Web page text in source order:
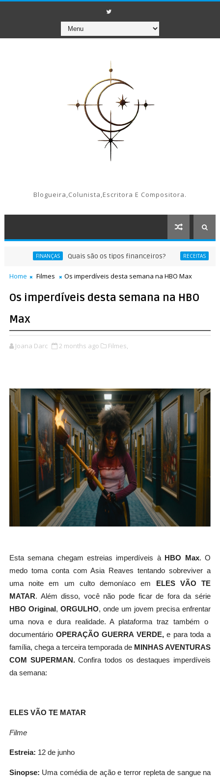
Blogueira,colunista,escritora E Compositora.
FINANÇAS Quais são os tipos financeiros? RECEITAS PRIME
Home Filmes Os imperdíveis desta semana na HBO Max
Os imperdíveis desta semana na HBO
Max
Joana Darc 2 months ago Filmes,
Esta semana chegam estreias imperdíveis à HBO Max. O
medo toma conta com Asia Reaves tentando sobreviver a
uma noite em um culto demoníaco em ELES VÃO TE
MATAR. Além disso, você não pode ficar de fora da série
HBO Original , ORGULHO, onde um jovem precisa enfrentar
uma nova e dura realidade. A plataforma traz também o
documentário OPERAÇÃO GUERRA VERDE, e para toda a
família, chega a terceira temporada de MINHAS AVENTURAS
COM SUPERMAN.Confira todos os destaques imperdíveis
da semana:
ELES VÃO TE MATAR
Filme
Estreia: 12 de junho
Sinopse: Uma comédia de ação e terror repleta de sangue na